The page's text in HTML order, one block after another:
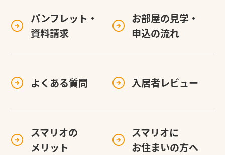
パンフレット・
資料請求
お部屋の見学・
申込の流れ
よくある質問 入居者レビュー
スマリオの
メリット
スマリオに
お住まいの方へ